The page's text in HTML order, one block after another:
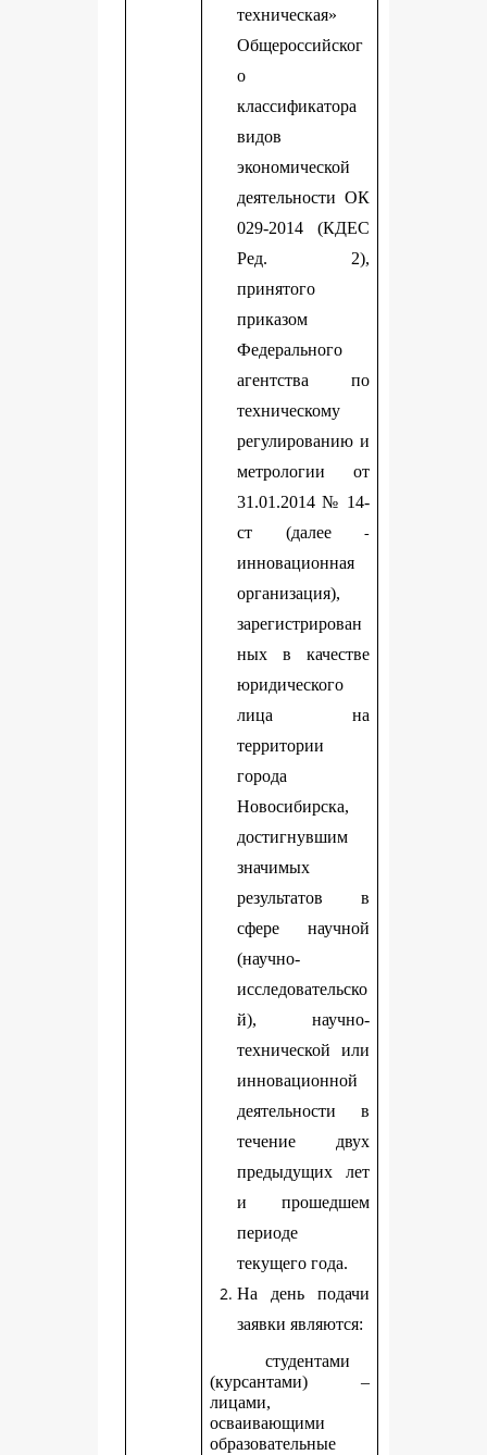
техническая»
Общероссийског
о
классификатора
видов
экономической
деятельности ОК
029-2014 (КДЕС
Ред. 2),
принятого
приказом
Федерального
агентства по
техническому
регулированию и
метрологии от
31.01.2014 № 14-
ст (далее -
инновационная
организация),
зарегистрирован
ных в качестве
юридического
лица на
территории
города
Новосибирска,
достигнувшим
значимых
результатов в
сфере научной
(научно-
исследовательско
й), научно-
технической или
инновационной
деятельности в
течение двух
предыдущих лет
и прошедшем
периоде
текущего года.
На день подачи
заявки являются:
студентами
(курсантами) –
лицами,
осваивающими
образовательные